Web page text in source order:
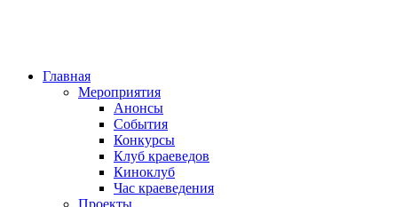
Главная
Мероприятия
Анонсы
События
Конкурсы
Клуб краеведов
Киноклуб
Час краеведения
Проекты